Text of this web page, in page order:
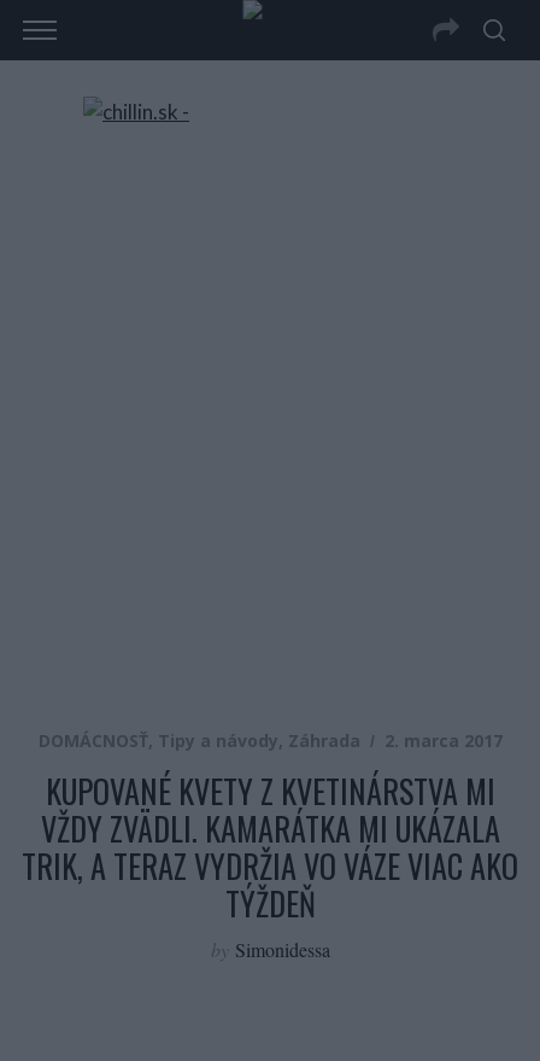
DOMÁCNOSŤ, Tipy a návody, Záhrada 2. marca 2017
KUPOVANÉ KVETY Z KVETINÁRSTVA MI
VŽDY ZVÄDLI. KAMARÁTKA MI UKÁZALA
TRIK, A TERAZ VYDRŽIA VO VÁZE VIAC AKO
TÝŽDEŇ
by Simonidessa